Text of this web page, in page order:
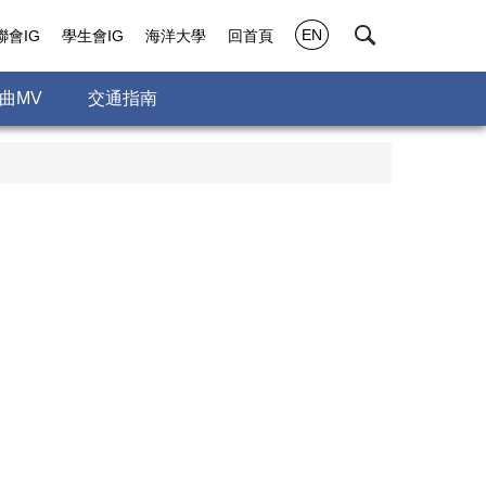
會IG 學生會IG 海洋大學 回首頁 EN
MV 交通指南